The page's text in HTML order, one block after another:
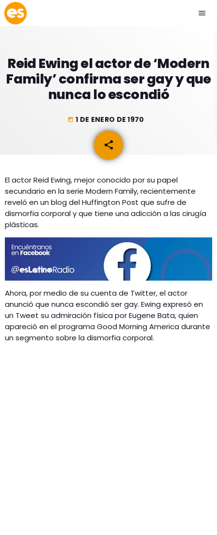
menu
play_arrow EMISIÓN LA PAZ
EMISIÓN COCHABAMBA
ACTUALIDAD
ESPECTÁCULOS
GEEKERS
ENTRETENIMIENTO
PROGRAMACIÓN
INICIO
RADIO SPLENDID
CONTACTO
Reid Ewing el actor de ‘Modern
Family’ confirma ser gay y que
nunca lo escondió
today 1 DE ENERO DE 1970
share
email
El actor Reid Ewing, mejor conocido por su papel
secundario en la serie Modern Family, recientemente
reveló en un blog del Huffington Post que sufre de
dismorfia corporal y que tiene una adicción a las cirugía
plásticas.
Ahora, por medio de su cuenta de Twitter, el actor
anunció que nunca escondió ser gay. Ewing expresó en
un Tweet su admiración física por Eugene Bata, quien
apareció en el programa Good Morning America durante
un segmento sobre la dismorfia corporal.